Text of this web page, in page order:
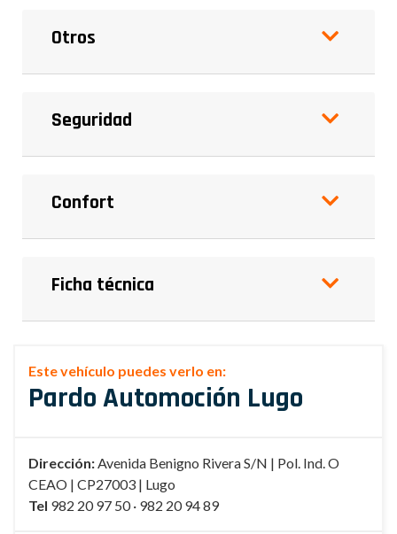
Otros
Seguridad
Confort
Ficha técnica
Este vehículo puedes verlo en:
Pardo Automoción Lugo
Dirección:Avenida Benigno Rivera S/N | Pol. Ind. O
CEAO | CP27003 | Lugo
Tel 982 20 97 50 · 982 20 94 89